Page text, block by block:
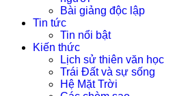
Bài giảng độc lập
Tin tức
Tin nổi bật
Kiến thức
Lịch sử thiên văn học
Trái Đất và sự sống
Hệ Mặt Trời